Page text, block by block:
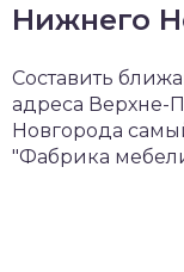
Нижнего
Составить
адреса Верхне-
Новгорода
"Фабрика